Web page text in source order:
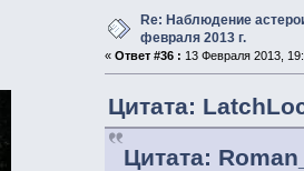
Re: Наблюдение
февраля 2013 г.
« Ответ #36 : 13 Февраля 2013,
Цитата:
Цитата: